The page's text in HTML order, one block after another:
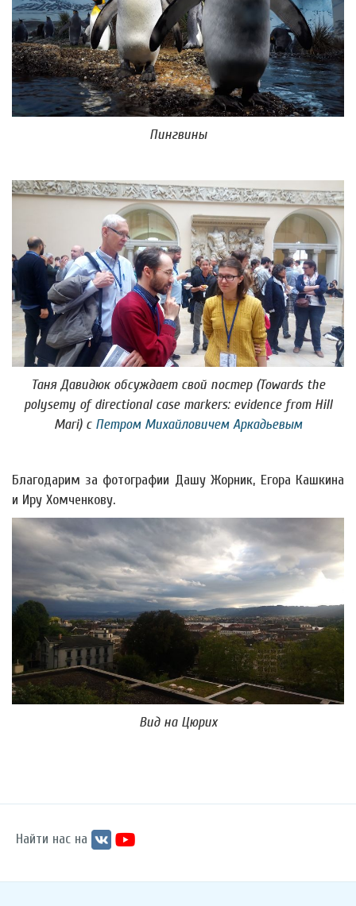
Пингвины
Таня Давидюк обсуждает свой постер (Towards the
polysemy of directional case markers: evidence from Hill
Mari) с Петром Михайловичем Аркадьевым
Благодарим за фотографии Дашу Жорник, Егора Кашкина
и Иру Хомченкову.
Вид на Цюрих
Найти нас на